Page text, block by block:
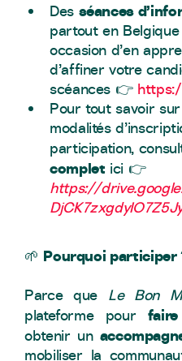
Des séances
partout en
occasion d’en
d’affiner votre
scéances 👉
Pour tout savoir
modalités
participation,
complet ici 👉
https://
🌱 Pourquoi participer
Parce que Le Bon
plateforme pour
obtenir un
mobiliser la